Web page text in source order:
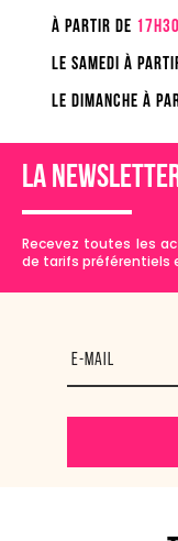
à partir de 17h30
Le samedi à
Le DIMANCHE à
LA
Recevez toutes les
de tarifs préférentiels